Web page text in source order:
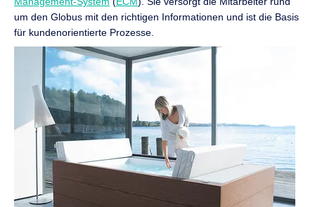
um den Globus mit den richtigen Informationen und ist die Basis
für kundenorientierte Prozesse.